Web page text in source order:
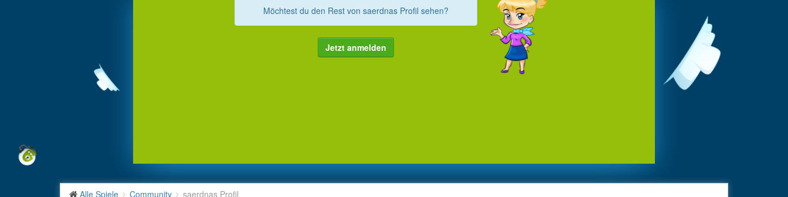
Möchtest du den Rest von saerdnas Profil sehen?
Jetzt anmelden
Alle Spiele Community saerdnas Profil